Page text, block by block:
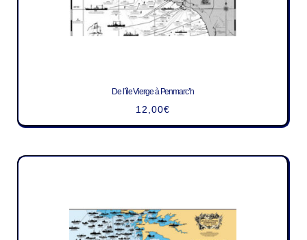
De l’île Vierge à Penmarc’h
12,00€